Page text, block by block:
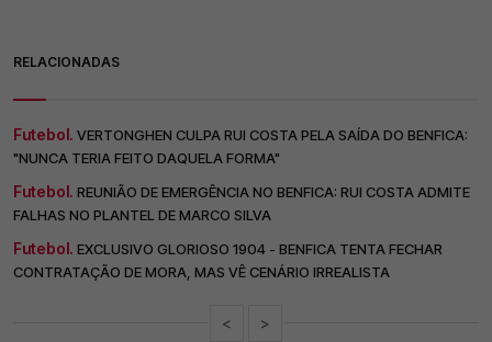
RELACIONADAS
Futebol. VERTONGHEN CULPA RUI COSTA PELA SAÍDA DO BENFICA:
"NUNCA TERIA FEITO DAQUELA FORMA"
Futebol. REUNIÃO DE EMERGÊNCIA NO BENFICA: RUI COSTA ADMITE
FALHAS NO PLANTEL DE MARCO SILVA
Futebol. EXCLUSIVO GLORIOSO 1904 - BENFICA TENTA FECHAR
CONTRATAÇÃO DE MORA, MAS VÊ CENÁRIO IRREALISTA
< >